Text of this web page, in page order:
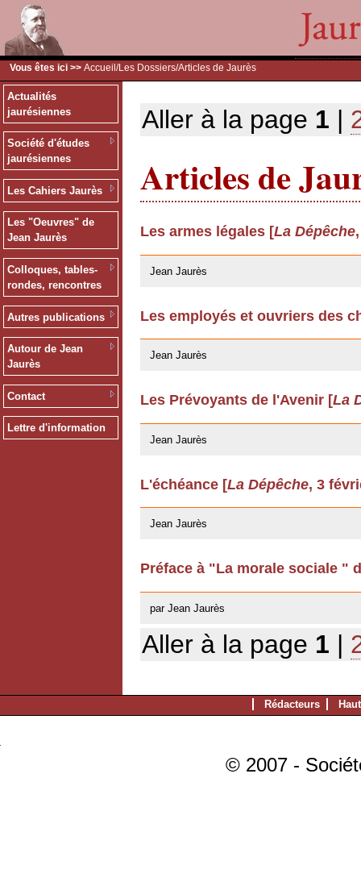
Vous êtes ici >> Accueil /Les Dossiers/Articles de Jaurès
Actualités
jaurésiennes
Société d'études
jaurésiennes
Les Cahiers Jaurès
Les "Oeuvres" de
Jean Jaurès
Colloques, tables-
rondes, rencontres
Autres publications
Autour de Jean
Jaurès
Contact
Lettre d'information
Aller à la page 1 |
Articles de
Les armes légales [La Dépêche
Jean Jaurès
Les employés et ouvriers des
Jean Jaurès
Les Prévoyants de l'Avenir [La
Jean Jaurès
L'échéance [La Dépêche, 3
Jean Jaurès
Préface à "La morale sociale "
par Jean Jaurès
Aller à la page 1 |
Rédacteurs
© 2007 -